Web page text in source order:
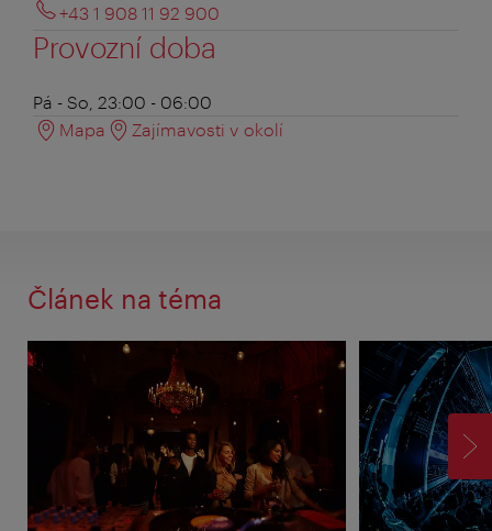
+43 1 908 11 92 900
Provozní doba
Pá - So, 23:00 - 06:00
Mapa
Zajímavosti v okolí
Článek na téma